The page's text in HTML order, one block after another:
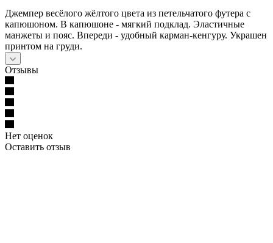
Джемпер весёлого жёлтого цвета из петельчатого футера с
капюшоном. В капюшоне - мягкий подклад. Эластичные
манжеты и пояс. Впереди - удобный карман-кенгуру. Украшен
принтом на груди.
Отзывы
Нет оценок
Оставить отзыв